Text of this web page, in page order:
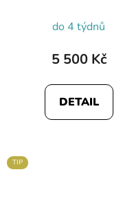
do 4 týdnů
5 500 Kč
DETAIL
TIP